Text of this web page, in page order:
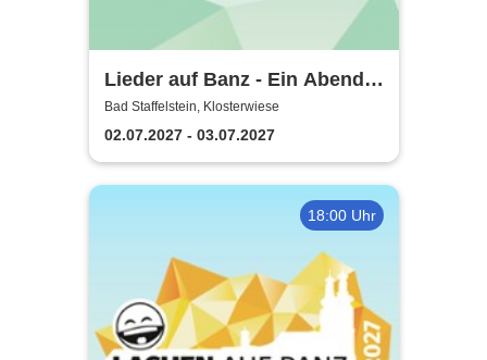
Lieder auf Banz - Ein Abend
mit Freunden
Bad Staffelstein, Klosterwiese
02.07.2027 - 03.07.2027
18:00 Uhr